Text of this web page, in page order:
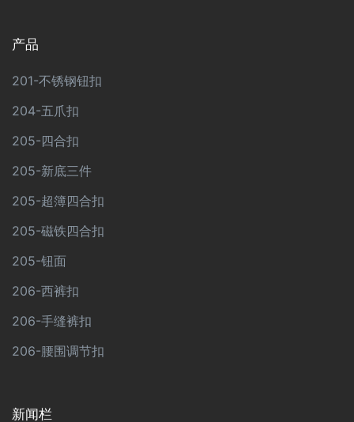
产品
201-不锈钢钮扣
204-五爪扣
205-四合扣
205-新底三件
205-超簿四合扣
205-磁铁四合扣
205-钮面
206-西裤扣
206-手缝裤扣
206-腰围调节扣
新闻栏